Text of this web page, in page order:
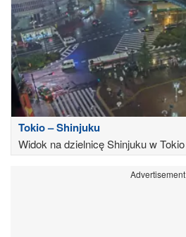
Tokio – Shinjuku
Widok na dzielnicę Shinjuku w Tokio
Advertisement